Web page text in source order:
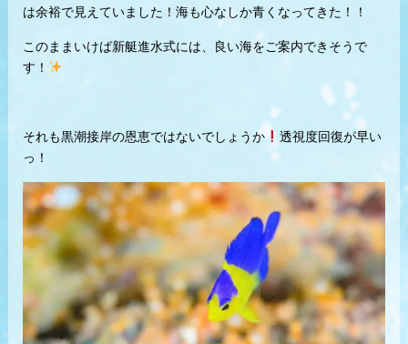
は余裕で見えていました！海も心なしか青くなってきた！！
このままいけば新艇進水式には、良い海をご案内できそうで
す！
それも黒潮接岸の恩恵ではないでしょうか
透視度回復が早い
っ！